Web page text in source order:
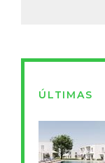
ÚLTIMAS